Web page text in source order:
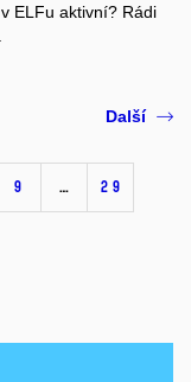
ELFu aktivní? Rádi
9 … 29
Další